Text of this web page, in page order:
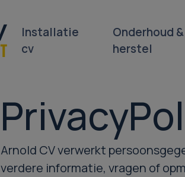
Installatie
cv
Onderhoud &
herstel
Arnold CV verwerkt
verdere informatie, vragen of